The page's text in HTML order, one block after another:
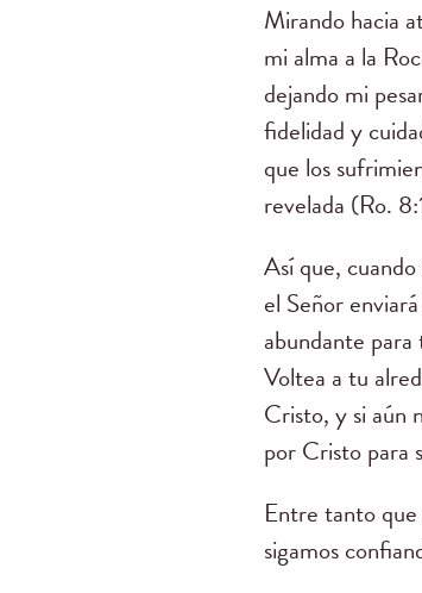
Mirando hacia
mi alma a la
dejando mi
fidelidad y
que los
revelada (Ro.
Así que,
el Señor
abundante
Voltea a tu
Cristo, y si aún
por Cristo para
Entre tanto que
sigamos